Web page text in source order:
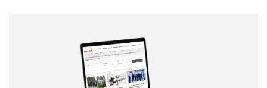
Correo electrónico